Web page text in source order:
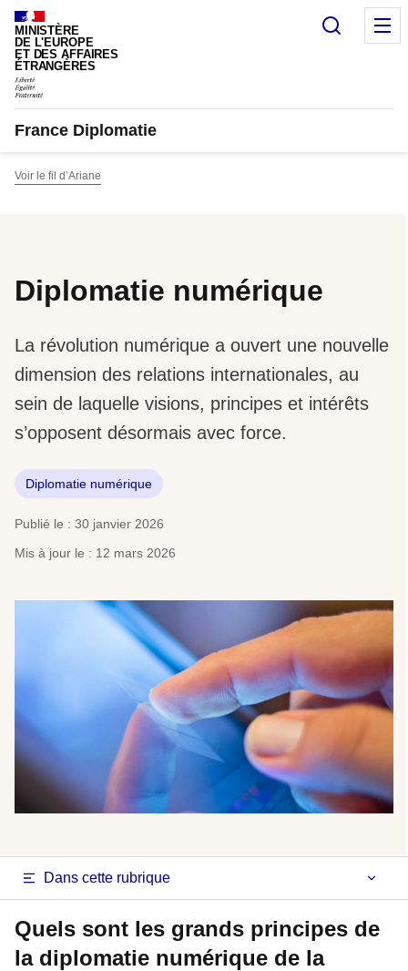
Panneau de gestion des cookies
MINISTÈRE
DE L'EUROPE
ET DES AFFAIRES
ÉTRANGÈRES
France Diplomatie
Voir le fil d’Ariane
Diplomatie numérique
La révolution numérique a ouvert une nouvelle
dimension des relations internationales, au
sein de laquelle visions, principes et intérêts
s’opposent désormais avec force.
Diplomatie numérique
Publié le : 30 janvier 2026
Mis à jour le : 12 mars 2026
Dans cette rubrique
Quels sont les grands principes de
la diplomatie numérique de la